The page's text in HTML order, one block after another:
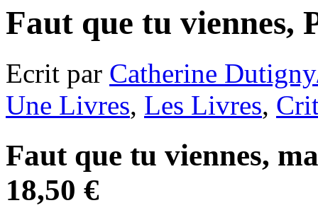
Faut que tu viennes,
Ecrit par Catherine
Une Livres, Les Livres,
Faut que tu viennes,
18,50 €